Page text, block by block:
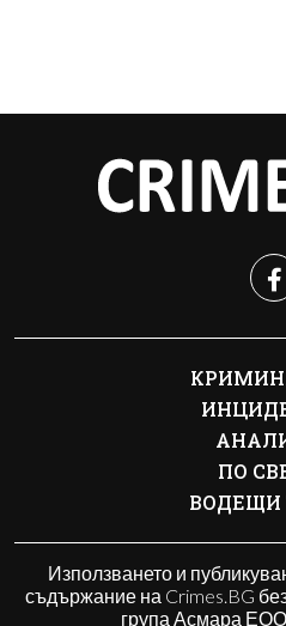
ПО
ВОДЕЩИ
Използването и
съдържание на Crimes.BG
група Асмара